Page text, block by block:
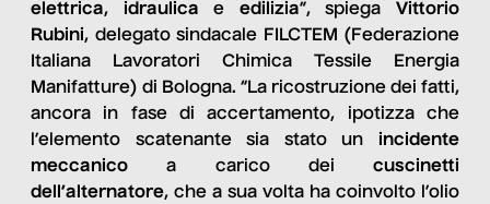
elettrica, idraulica e edilizia”, spiegaVittorio
Rubini, delegato sindacale FILCTEM (Federazione
Italiana Lavoratori Chimica Tessile Energia
Manifatture) di Bologna. “La ricostruzione dei fatti,
ancora in fase di accertamento, ipotizza che
l’elemento scatenante sia stato un incidente
meccanico a carico dei cuscinetti
dell’alternatore, che a sua volta ha coinvolto l’olio